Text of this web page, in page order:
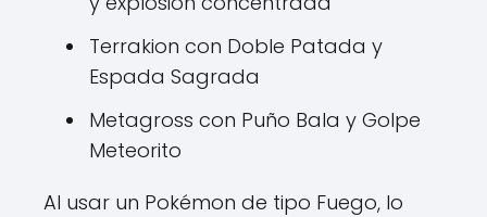
Terrakion con Doble Patada y
Espada Sagrada
Metagross con Puño Bala y Golpe
Meteorito
Al usar un Pokémon de tipo Fuego, lo